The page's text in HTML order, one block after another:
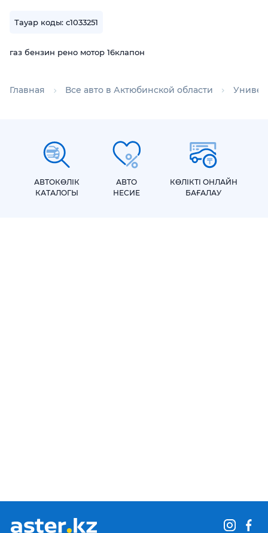
Тауар коды: c1033251
газ бензин рено мотор 16клапон
Главная Все авто в Актюбинской области
АВТОКӨЛІК
КАТАЛОГЫ
АВТО
НЕСИЕ
КӨЛІКТІ ОНЛАЙН
БАҒАЛАУ